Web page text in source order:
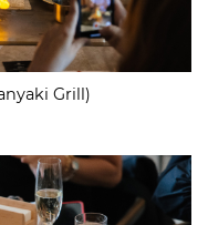
Grill)